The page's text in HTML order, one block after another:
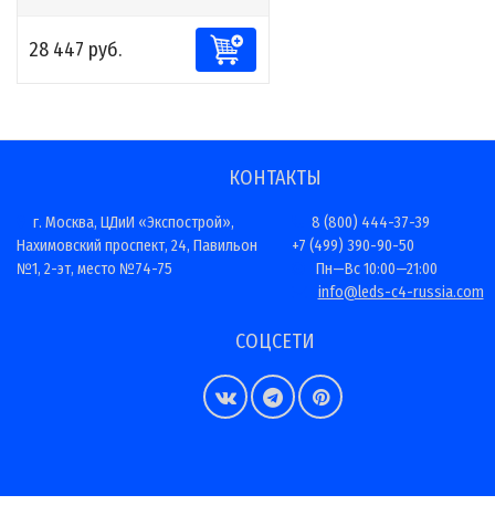
28 447 руб.
КОНТАКТЫ
г. Москва, ЦДиИ «Экспострой»,
Нахимовский проспект, 24, Павильон
№1, 2-эт, место №74-75
8 (800) 444-37-39
+7 (499) 390-90-50
Пн—Вс 10:00—21:00
info@leds-c4-russia.com
СОЦСЕТИ